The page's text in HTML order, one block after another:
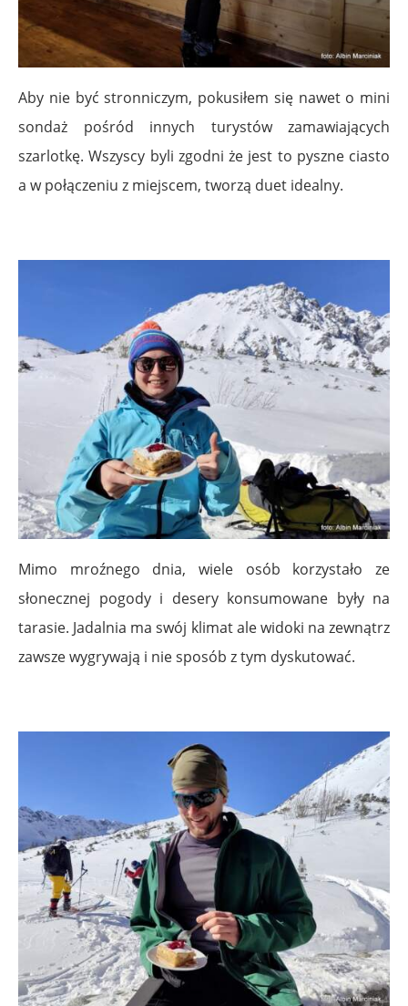
Aby nie być stronniczym, pokusiłem się nawet o mini
sondaż pośród innych turystów zamawiających
szarlotkę. Wszyscy byli zgodni że jest to pyszne ciasto
a w połączeniu z miejscem, tworzą duet idealny.
Mimo mroźnego dnia, wiele osób korzystało ze
słonecznej pogody i desery konsumowane były na
tarasie. Jadalnia ma swój klimat ale widoki na zewnątrz
zawsze wygrywają i nie sposób z tym dyskutować.